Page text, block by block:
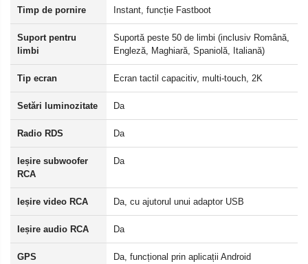
Timp de pornire Instant, funcție Fastboot
Suport pentru
limbi
Suportă peste 50 de limbi (inclusiv Română,
Engleză, Maghiară, Spaniolă, Italiană)
Tip ecran Ecran tactil capacitiv, multi-touch, 2K
Setări luminozitate Da
Radio RDS Da
Ieșire subwoofer
RCA
Da
Ieșire video RCA Da, cu ajutorul unui adaptor USB
Ieșire audio RCA Da
GPS
Da, funcțional prin aplicații Android